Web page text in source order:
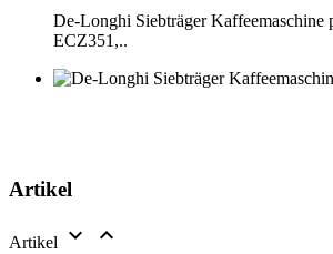
De-Longhi Siebträger Kaffeemaschine
ECZ351,..
Artikel
Artikel  